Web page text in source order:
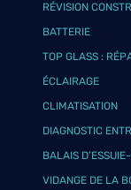
RÉVISION
BATTERIE
TOP GLASS :
ÉCLAIRAGE
CLIMATISATION
DIAGNOSTIC
BALAIS
VIDANGE DE LA